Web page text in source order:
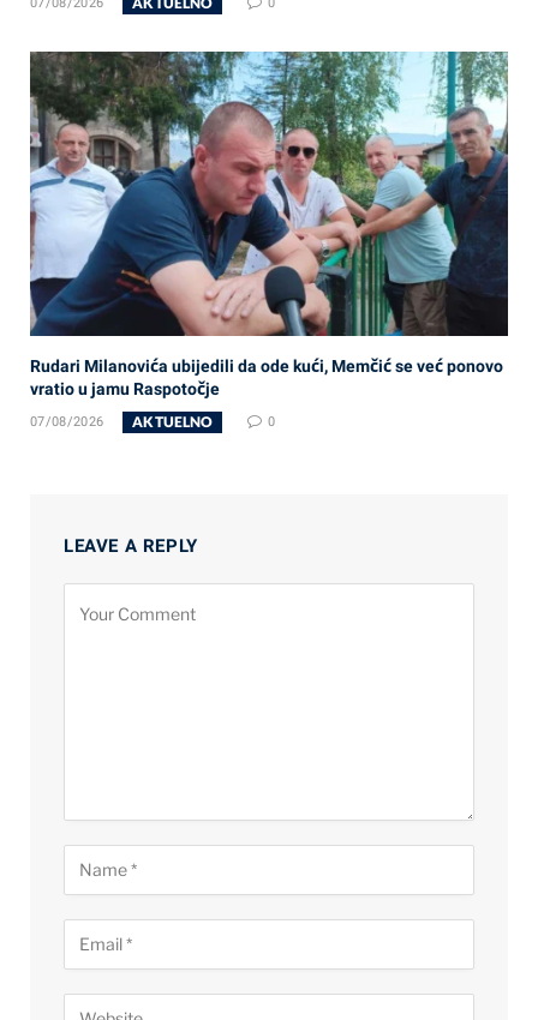
07/08/2026 0
Rudari Milanovića ubijedili da ode kući, Memčić se već ponovo
vratio u jamu Raspotočje
07/08/2026 AKTUELNO 0
LEAVE A REPLY